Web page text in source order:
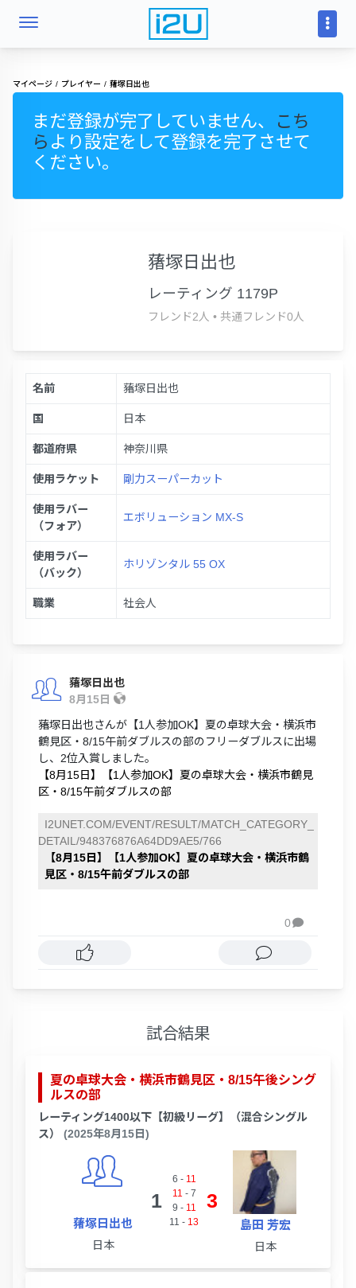
マイページ プレイヤー 蕏塚日出也
まだ登録が完了していません、
こち
ら より設定をして登録を完了させて
ください。
蕏塚日出也
レーティング 1179P
フレンド2人 • 共通フレンド0人
名前 蕏塚日出也
国 日本
都道府県 神奈川県
使用ラケット 剛力スーパーカット
使用ラバー
（フォア）
エボリューション MX-S
使用ラバー
（バック）
ホリゾンタル 55 OX
職業 社会人
蕏塚日出也
8月15日
蕏塚日出也さんが【1人参加OK】夏の卓球大会・横浜市
鶴見区・8/15午前ダブルスの部のフリーダブルスに出場
し、2位入賞しました。
【8月15日】【1人参加OK】夏の卓球大会・横浜市鶴見
区・8/15午前ダブルスの部
I2UNET.COM/EVENT/RESULT/MATCH_CATEGORY_
DETAIL/948376876A64DD9AE5/766
【8月15日】【1人参加OK】夏の卓球大会・横浜市鶴
見区・8/15午前ダブルスの部
0
試合結果
夏の卓球大会・横浜市鶴見区・8/15午後シング
ルスの部
レーティング1400以下【初級リーグ】（混合シングル
ス）
(2025年8月15日)
蕏塚日出也
日本
1
6 - 11
11 - 7
9 - 11
11 - 13
3
島田 芳宏
日本